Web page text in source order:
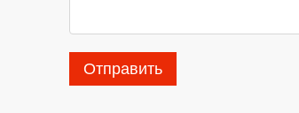
Отправить